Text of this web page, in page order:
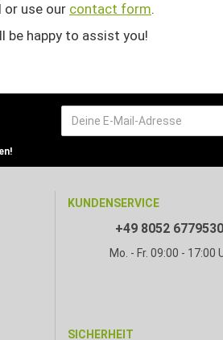
or use our contact form.
be happy to assist you!
KUNDENSERVICE
+49 8052
Mo. - Fr. 09:00 - 17:00
SICHERHEIT